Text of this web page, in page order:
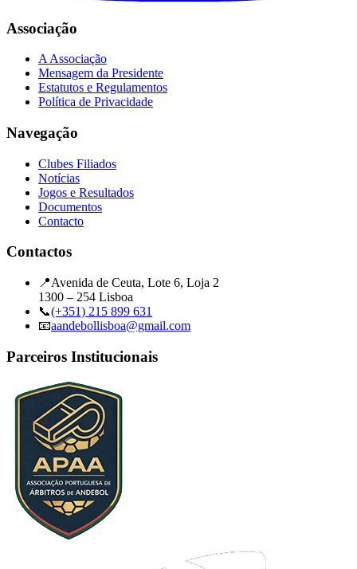
Associação
A Associação
Mensagem da Presidente
Estatutos e Regulamentos
Política de Privacidade
Navegação
Clubes Filiados
Notícias
Jogos e Resultados
Documentos
Contacto
Contactos
📍Avenida de Ceuta, Lote 6, Loja 2
1300 – 254 Lisboa
📞(+351) 215 899 631
📧aandebollisboa@gmail.com
Parceiros Institucionais